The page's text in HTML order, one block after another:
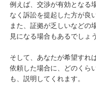
例えば、交渉が有効となる
なく訴訟を提起した方が良
また、証拠が乏しいなどの
見になる場合もあるでしょう
そして、あなたが希望すれ
依頼した場合に、どのくら
も、説明してくれます。